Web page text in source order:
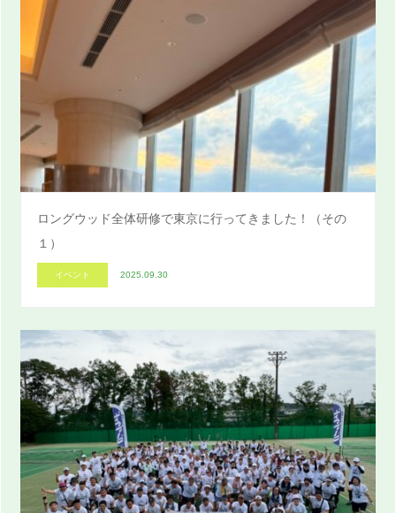
ロングウッド全体研修で東京に行ってきました！（その
１）
イベント 2025.09.30